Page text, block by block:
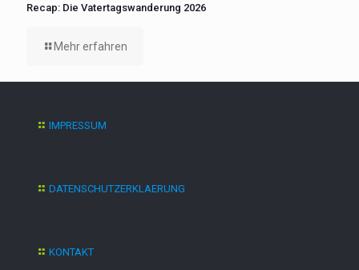
Recap: Die Vatertagswanderung 2026
Mehr erfahren
IMPRESSUM
DATENSCHUTZERKLAERUNG
KONTAKT